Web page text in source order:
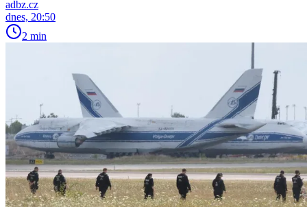
adbz.cz
dnes, 20:50
2 min